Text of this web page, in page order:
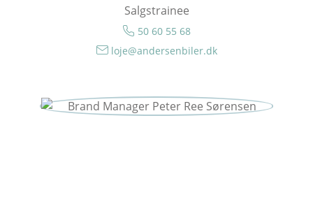
Salgstrainee
50 60 55 68
loje@andersenbiler.dk